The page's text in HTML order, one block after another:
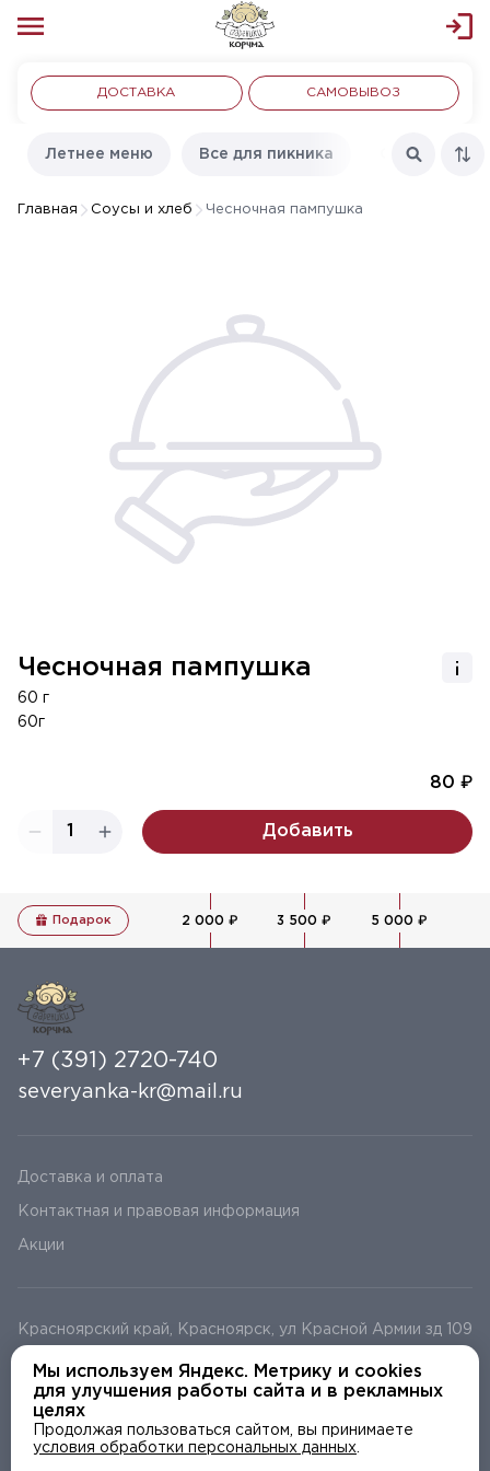
ДОСТАВКА САМОВЫВОЗ
Летнее меню Все для пикника С пылу с
Главная Соусы и хлеб Чесночная пампушка
Чесночная пампушка
60 г
60г
80 ₽
1 Добавить
Подарок 2 000 ₽ 3 500 ₽ 5 000 ₽
+7 (391) 2720-740
severyanka-kr@mail.ru
Доставка и оплата
Контактная и правовая информация
Акции
Красноярский край, Красноярск, ул Красной Армии зд 109
Красноярский край, Красноярск, ул Весны д 1
Мы используем Яндекс. Метрику и cookies
для улучшения работы сайта и в рекламных
целях
Продолжая пользоваться сайтом, вы принимаете
условия обработки персональных данных